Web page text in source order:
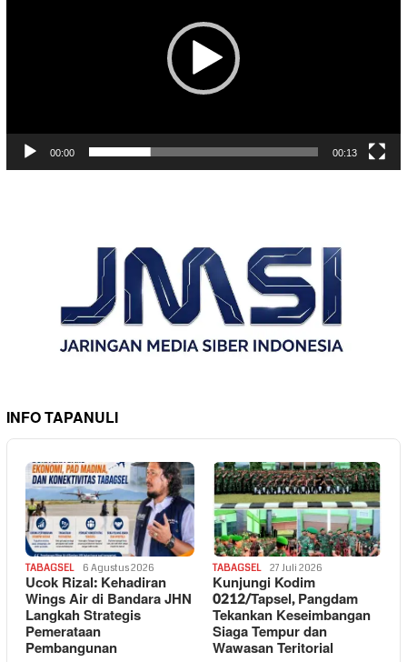
00:00 00:13
INFO TAPANULI
TABAGSEL 6 Agustus 2026
Ucok Rizal: Kehadiran
Wings Air di Bandara JHN
Langkah Strategis
Pemerataan
Pembangunan
TABAGSEL 27 Juli 2026
Kunjungi Kodim
0212/Tapsel, Pangdam
Tekankan Keseimbangan
Siaga Tempur dan
Wawasan Teritorial